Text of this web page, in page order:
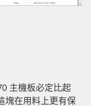
主機板必定比起
塊在用料上更有保